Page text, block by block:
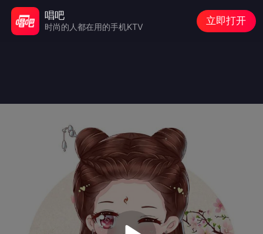
唱吧
时尚的人都在用的手机KTV
立即打开